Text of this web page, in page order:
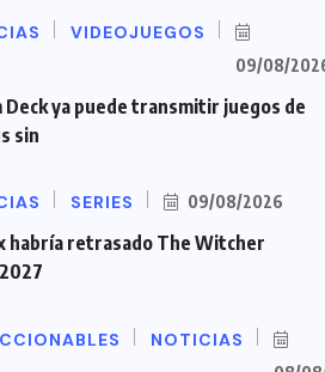
VIDEOJUEGOS
09/08/
Deck ya puede transmitir juegos de
sin
SERIES 09/08/2026
habría retrasado The Witcher
NOTICIAS